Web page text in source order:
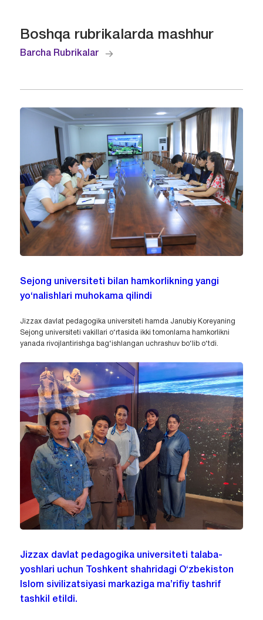
Boshqa rubrikalarda mashhur
Barcha Rubrikalar
Sejong universiteti bilan hamkorlikning yangi
yo‘nalishlari muhokama qilindi
Jizzax davlat pedagogika universiteti hamda Janubiy Koreyaning
Sejong universiteti vakillari o‘rtasida ikki tomonlama hamkorlikni
yanada rivojlantirishga bag‘ishlangan uchrashuv bo‘lib o‘tdi.
Jizzax davlat pedagogika universiteti talaba-
yoshlari uchun Toshkent shahridagi O‘zbekiston
Islom sivilizatsiyasi markaziga ma’rifiy tashrif
tashkil etildi.